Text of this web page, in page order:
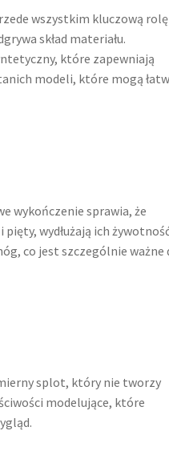
wszystkim kluczową rolę
skład materiału.
które zapewniają
modeli, które mogą
wykończenie sprawia, że
wydłużają ich
co jest szczególnie ważne
splot, który nie tworzy
modelujące, które